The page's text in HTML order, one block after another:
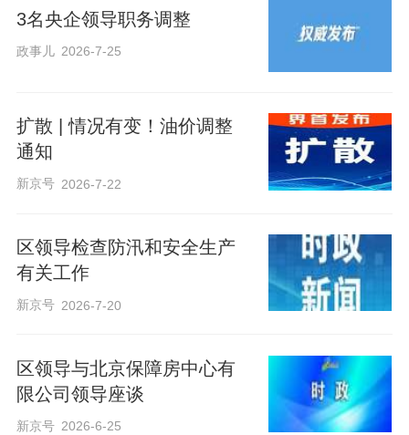
3名央企领导职务调整
政事儿 2026-7-25
扩散 | 情况有变！油价调整
通知
新京号 2026-7-22
区领导检查防汛和安全生产
有关工作
新京号 2026-7-20
区领导与北京保障房中心有
限公司领导座谈
新京号 2026-6-25